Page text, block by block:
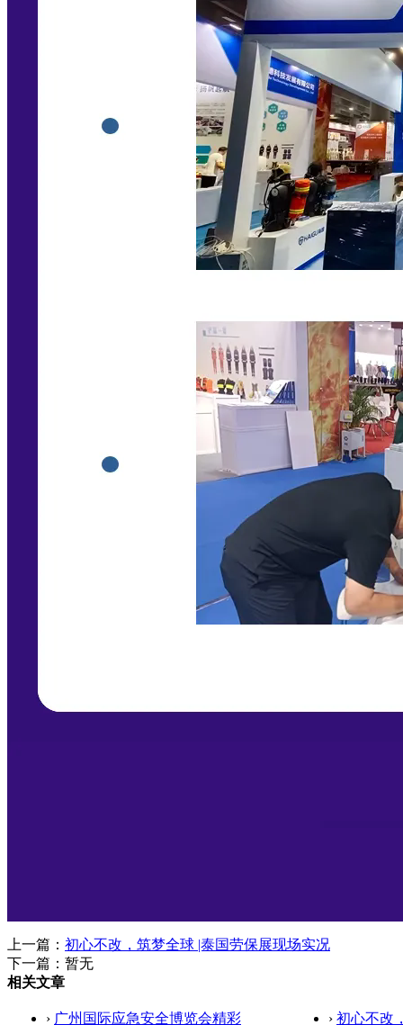
上一篇： 初心不改，筑梦全球 |泰国劳保展现场实况
下一篇：暂无
相关文章
› 广州国际应急安全博览会精彩 › 初心不改